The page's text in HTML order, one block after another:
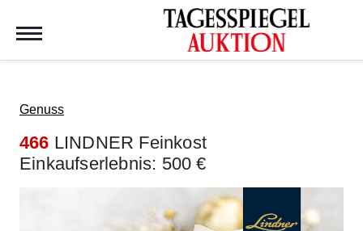
Genuss
466 LINDNER Feinkost
Einkaufserlebnis: 500 €